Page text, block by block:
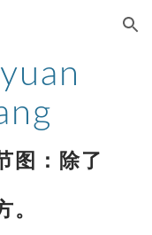
Skip to navigation
图：除了
。